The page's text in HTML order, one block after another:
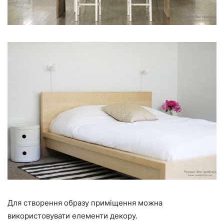
Для створення образу приміщення можна
використовувати елементи декору.